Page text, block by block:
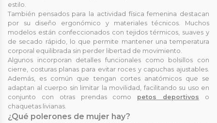
estilo.
También pensados para la actividad física femenina destacan
por su diseño ergonómico y materiales técnicos. Muchos
modelos están confeccionados con tejidos térmicos, suaves y
de secado rápido, lo que permite mantener una temperatura
corporal equilibrada sin perder libertad de movimiento.
Algunos incorporan detalles funcionales como bolsillos con
cierre, costuras planas para evitar roces y capuchas ajustables.
Además, es común que tengan cortes anatómicos que se
adaptan al cuerpo sin limitar la movilidad, facilitando su uso en
conjunto con otras prendas como petos deportivos o
chaquetas livianas.
¿Qué polerones de mujer hay?